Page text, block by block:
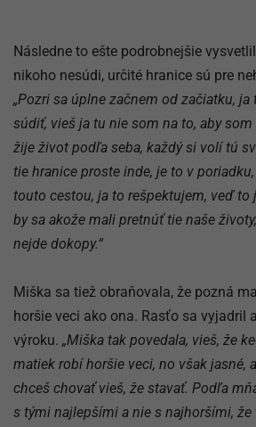
Následne to ešte podrobnejšie
nikoho nesúdi, určité hranice sú pre
„Pozri sa úplne začnem od začiatku,
súdiť, vieš ja tu nie som na to, aby
žije život podľa seba, každý si volí tú
tie hranice proste inde, je to v
touto cestou, ja to rešpektujem, veď to
by sa akože mali pretnúť tie naše
nejde dokopy.“
Miška sa tiež obraňovala, že pozná
horšie veci ako ona. Rasťo sa vyjadril
výroku. „Miška tak povedala, vieš, že
matiek robí horšie veci, no však jasné,
chceš chovať vieš, že stavať. Podľa
s tými najlepšími a nie s najhoršími,